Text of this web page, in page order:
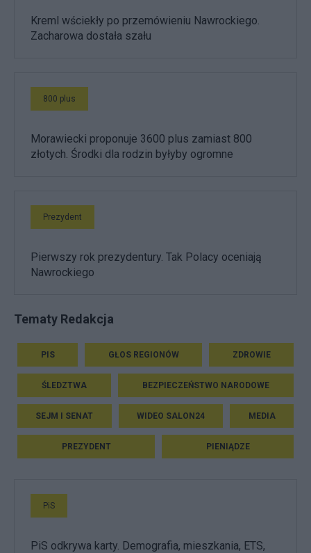
Kreml wściekły po przemówieniu Nawrockiego.
Zacharowa dostała szału
800 plus
Morawiecki proponuje 3600 plus zamiast 800
złotych. Środki dla rodzin byłyby ogromne
Prezydent
Pierwszy rok prezydentury. Tak Polacy oceniają
Nawrockiego
Tematy Redakcja
PIS GŁOS REGIONÓW ZDROWIE
ŚLEDZTWA BEZPIECZEŃSTWO NARODOWE
SEJM I SENAT WIDEO SALON24 MEDIA
PREZYDENT PIENIĄDZE
PiS
PiS odkrywa karty. Demografia, mieszkania, ETS,